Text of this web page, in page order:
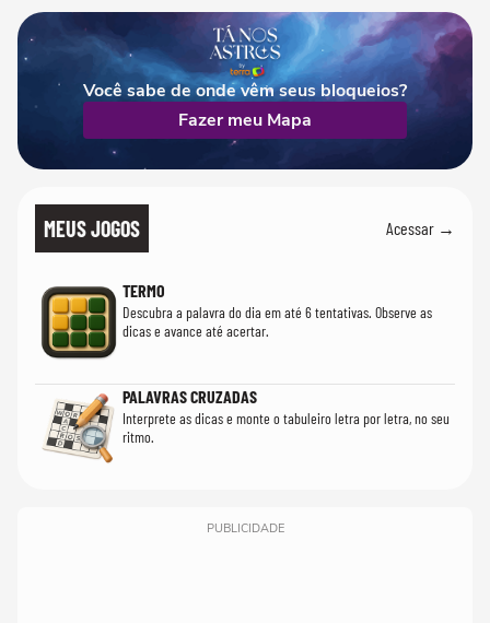
Você sabe de onde vêm seus bloqueios?
Fazer meu Mapa
MEUS JOGOS Acessar →
TERMO
Descubra a palavra do dia em até 6 tentativas. Observe as
dicas e avance até acertar.
PALAVRAS CRUZADAS
Interprete as dicas e monte o tabuleiro letra por letra, no seu
ritmo.
PUBLICIDADE